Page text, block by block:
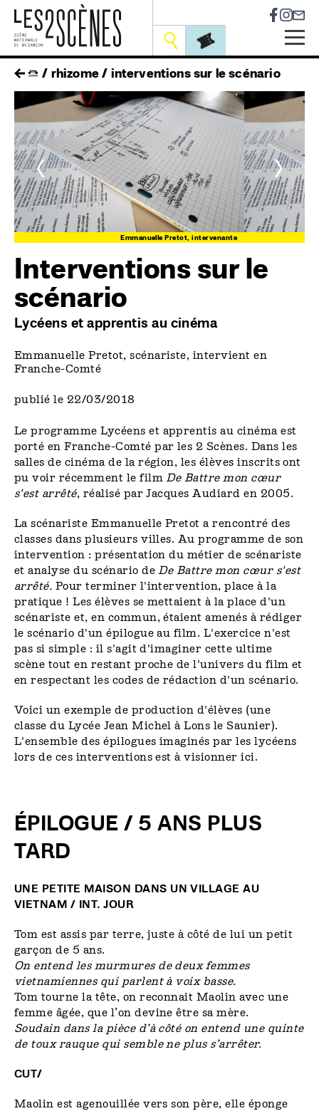
Skip
main
navigation
Outils
fil
d'ariane
rhizome interventions sur le scénario
<
Emmanuelle Pretot, intervenante
>
Interventions sur le
scénario
Lycéens et apprentis au cinéma
Emmanuelle Pretot, scénariste, intervient en
Franche-Comté
publié le 22/03/2018
Le programme Lycéens et apprentis au cinéma est
porté en Franche-Comté par les 2 Scènes. Dans les
salles de cinéma de la région, les élèves inscrits ont
pu voir récemment le filmDe Battre mon cœur
s'est arrêté, réalisé par Jacques Audiard en 2005.
La scénariste Emmanuelle Pretot a rencontré des
classes dans plusieurs villes. Au programme de son
intervention : présentation du métier de scénariste
et analyse du scénario deDe Battre mon cœur s'est
arrêté. Pour terminer l'intervention, place à la
pratique ! Les élèves se mettaient à la place d'un
scénariste et, en commun, étaient amenés à rédiger
le scénario d'un épilogue au film. L'exercice n'est
pas si simple : il s'agit d'imaginer cette ultime
scène tout en restant proche de l'univers du film et
en respectant les codes de rédaction d'un scénario.
Voici un exemple de production d'élèves (une
classe du Lycée Jean Michel à Lons le Saunier).
L'ensemble des épilogues imaginés par les lycéens
lors de ces interventions est à visionner ici.
ÉPILOGUE / 5 ANS PLUS
TARD
UNE PETITE MAISON DANS UN VILLAGE AU
VIETNAM / INT. JOUR
Tom est assis par terre, juste à côté de lui un petit
garçon de 5 ans.
On entend les murmures de deux femmes
vietnamiennes qui parlent à voix basse.
Tom tourne la tête, on reconnait Maolin avec une
femme âgée, que l’on devine être sa mère.
Soudain dans la pièce d’à côté on entend une quinte
de toux rauque qui semble ne plus s’arrêter.
CUT/
Maolin est agenouillée vers son père, elle éponge